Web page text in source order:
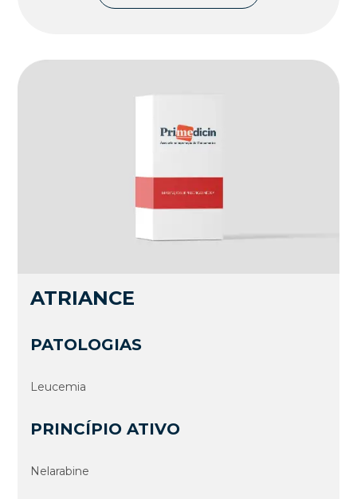
ATRIANCE
PATOLOGIAS
Leucemia
PRINCÍPIO ATIVO
Nelarabine